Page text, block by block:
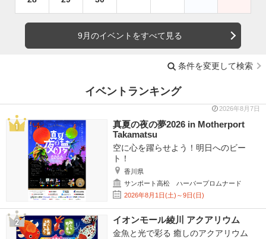
9月のイベントをすべて見る
条件を変更して検索
イベントランキング
2026年8月7日
真夏の夜の夢2026 in Motherport
Takamatsu
空に心を躍らせよう！明日へのビー
ト！
香川県
サンポート高松 ハーバープロムナード
2026年8月1日(土)～9日(日)
イオンモール綾川 アクアリウム
金魚と光で彩る 癒しのアクアリウム